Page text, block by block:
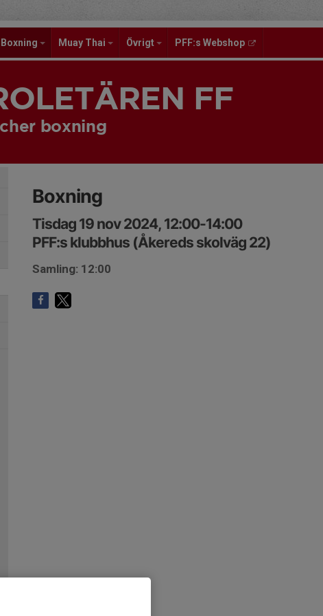
Boxning Muay Thai Övrigt PFF:s Webshop
FF
boxning
Boxning
Tisdag 19 nov 2024, 12:00-14:00
PFF:s klubbhus (Åkereds skolväg 22)
Samling: 12:00